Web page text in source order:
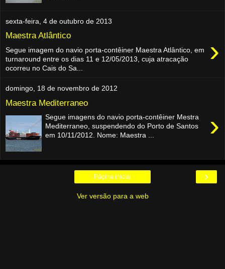
sexta-feira, 4 de outubro de 2013
Maestra Atlântico ›
Segue imagem do navio porta-contêiner Maestra Atlântico, em
turnaround entre os dias 11 e 12/05/2013, cuja atracação
ocorreu no Cais do Sa...
domingo, 18 de novembro de 2012
Maestra Mediterraneo
›
Segue imagens do navio porta-contêiner Mestra
Mediterraneo, suspendendo do Porto de Santos
em 10/11/2012. Nome: Maestra ...
›
Página inicial
Ver versão para a web